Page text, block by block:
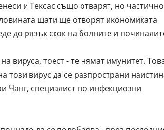
и Тексас също отварят, но
щати ще отворят икономиката
до рязък скок на болните и
вируса, тоест - те нямат имунитет.
този вирус да се разпространи
Чанг, специалист по инфекциозни